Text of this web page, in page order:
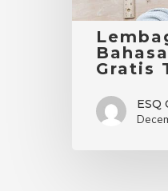
Gratis
ESQ